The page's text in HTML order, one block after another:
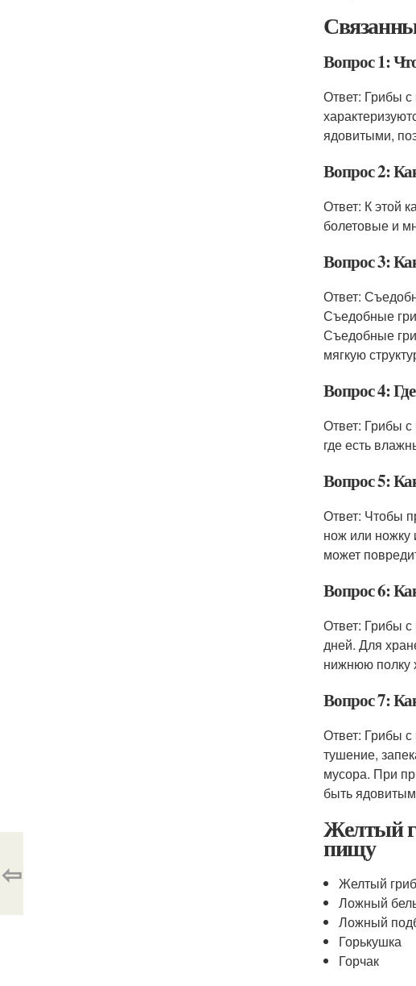
Вопрос 1:
Ответ: Грибы
ядовитыми,
Вопрос 2:
Ответ: К этой
болетовые и
Вопрос 3:
Ответ:
Съедобные
Съедобные
мягкую
Вопрос 4:
Ответ: Грибы с
где есть
Вопрос 5:
Ответ: Чтобы
нож или ножку
может
Вопрос 6:
Ответ: Грибы
дней. Для
нижнюю полку
Вопрос 7:
Ответ: Грибы с
тушение,
мусора. При
быть
Желтый
пищу
Желтый гриб
Ложный
Ложный
Горькушка
Горчак
⇦